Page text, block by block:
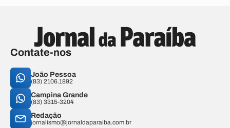
Contate-nos
João Pessoa
(83) 2106.1892
Campina Grande
(83) 3315-3204
Redação
jornalismo@jornaldaparaiba.com.br